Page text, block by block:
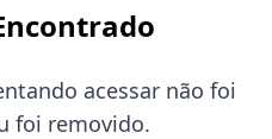
acessar não foi
foi removido.